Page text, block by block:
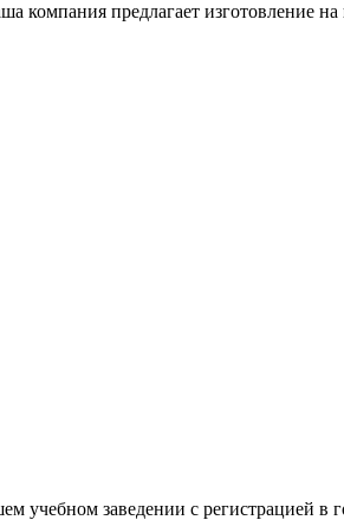
предлагает изготовление на
заведении с регистрацией в